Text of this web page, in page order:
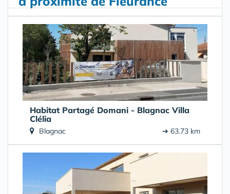
Habitat Partagé Domani - Blagnac Villa
Clélia
Blagnac ➔ 63.73 km